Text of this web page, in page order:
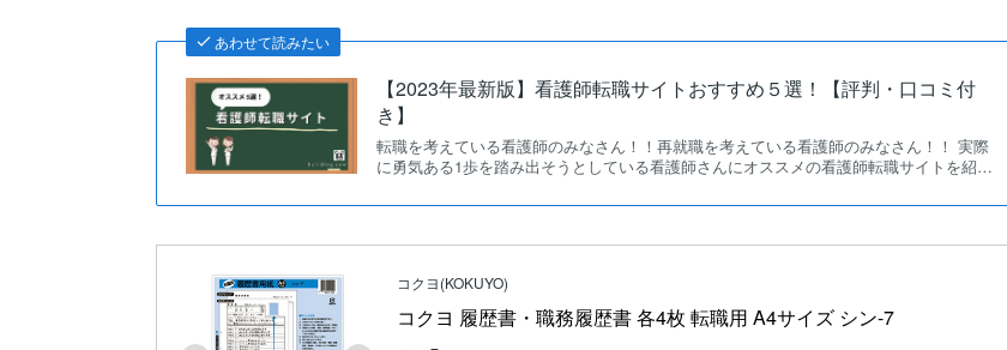
あわせて読みたい
【2023年最新版】看護師転職サイトおすすめ５選！【評判・口コミ付
き】
転職を考えている看護師のみなさん！！再就職を考えている看護師のみなさん！！ 実際
に勇気ある1歩を踏み出そうとしている看護師さんにオススメの看護師転職サイトを紹…
コクヨ(KOKUYO)
コクヨ 履歴書・職務履歴書 各4枚 転職用 A4サイズ シン-7